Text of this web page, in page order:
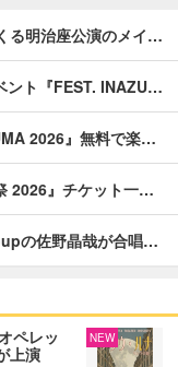
る明治座公演のメイ…
ント『FEST. INAZU…
2026』無料で楽…
2026』チケット一…
の佐野晶哉が合唱…
ペレッ
上演
NEW